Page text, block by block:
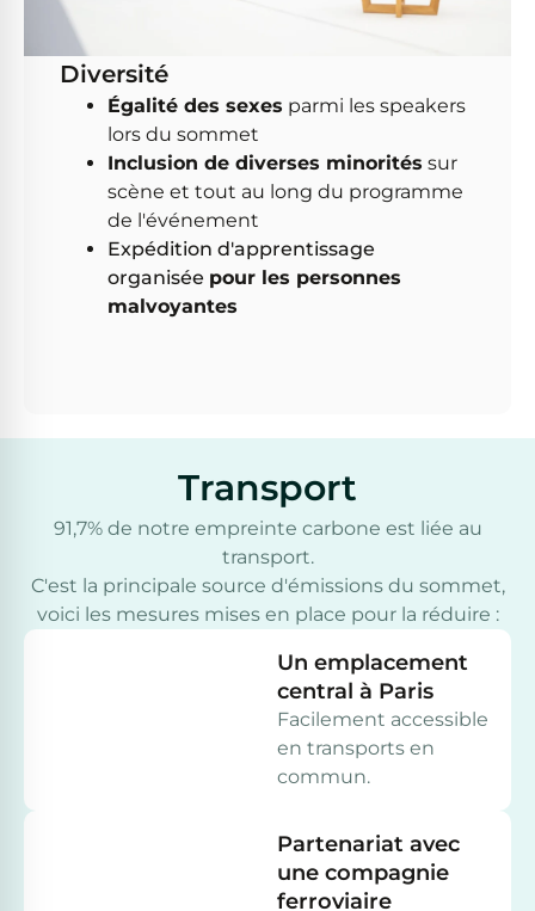
Diversité
Égalité des sexes parmi les speakers
lors du sommet
Inclusion de diverses minorités sur
scène et tout au long du programme
de l'événement
Expédition d'apprentissage
organisée pour les personnes
malvoyantes
Transport
91,7% de notre empreinte carbone est liée au
transport.
C'est la principale source d'émissions du sommet,
voici les mesures mises en place pour la réduire :
Un emplacement
central à Paris
Facilement accessible
en transports en
commun.
Partenariat avec
une compagnie
ferroviaire